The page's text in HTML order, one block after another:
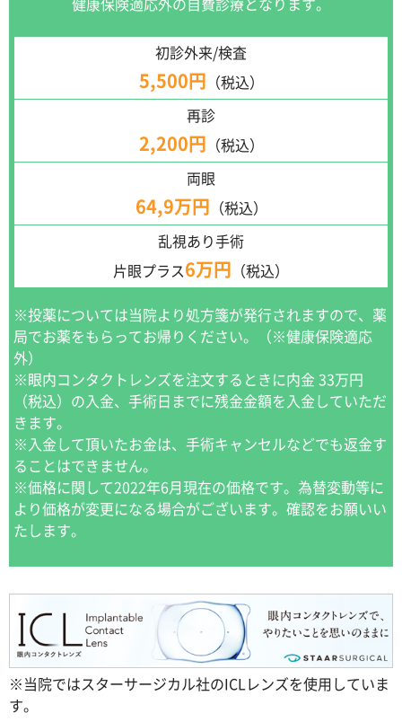
初診外来/検査
5,500円 （税込）
再診
2,200円 （税込）
両眼
64,9万円 （税込）
乱視あり手術
片眼プラス6万円 （税込）
※投薬については当院より処方箋が発行されますので、薬
局でお薬をもらってお帰りください。（※健康保険適応
外）
※眼内コンタクトレンズを注文するときに内金 33万円
（税込）の入金、手術日までに残金金額を入金していただ
きます。
※入金して頂いたお金は、手術キャンセルなどでも返金す
ることはできません。
※価格に関して2022年6月現在の価格です。為替変動等に
より価格が変更になる場合がございます。確認をお願いい
たします。
※当院ではスターサージカル社のICLレンズを使用していま
す。